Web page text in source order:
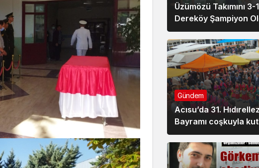
Üzümözü Takımını
Dereköy Şampiyon
Gündem
Acısu’da 31.
Bayramı coşkuyla